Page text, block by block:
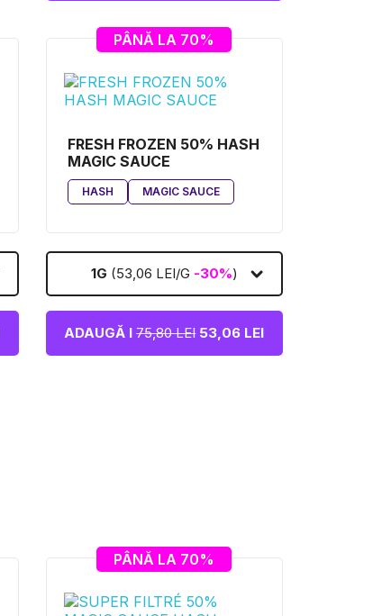
PÂNĂ LA 70%
FRESH FROZEN 50% HASH
MAGIC SAUCE
HASH MAGIC SAUCE
1G (53,06 LEI/G -30%)
ADAUGĂ I75,80 LEI53,06 LEI
PÂNĂ LA 70%